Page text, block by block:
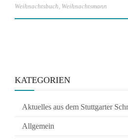
Weihnachtsbuch, Weihnachtsmann
KATEGORIEN
Aktuelles aus dem Stuttgarter
Allgemein